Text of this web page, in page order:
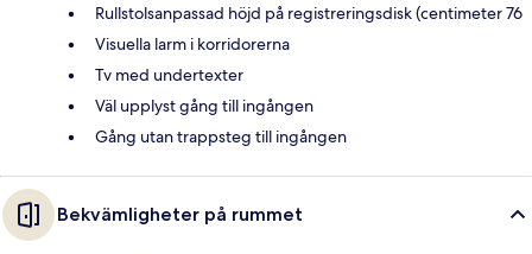
Rullstolsanpassad höjd på registreringsdisk (centimeter 76
Visuella larm i korridorerna
Tv med undertexter
Väl upplyst gång till ingången
Gång utan trappsteg till ingången
Bekvämligheter på rummet